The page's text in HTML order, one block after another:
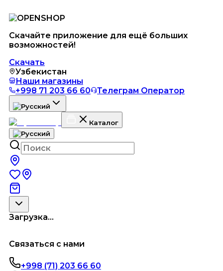
Скачайте приложение для ещё больших
возможностей!
Скачать
Узбекистан
Наши магазины
+998 71 203 66 60
Телеграм Оператор
Каталог
Загрузка...
Связаться с нами
+998 (71) 203 66 60